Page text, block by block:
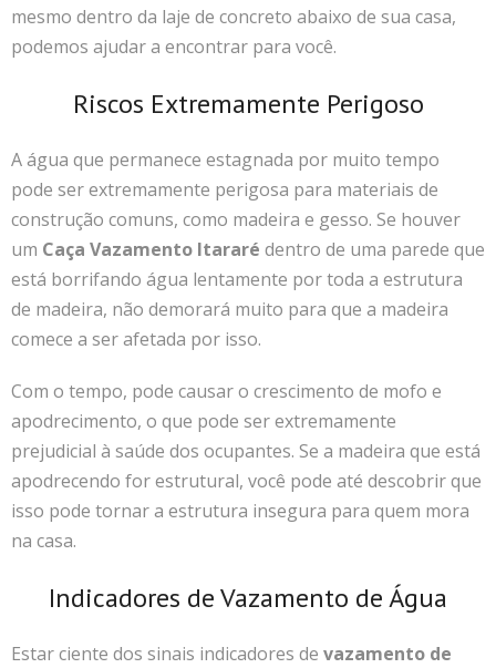
mesmo dentro da laje de concreto abaixo de sua casa,
podemos ajudar a encontrar para você.
Riscos Extremamente Perigoso
A água que permanece estagnada por muito tempo
pode ser extremamente perigosa para materiais de
construção comuns, como madeira e gesso. Se houver
um Caça Vazamento Itararé dentro de uma parede que
está borrifando água lentamente por toda a estrutura
de madeira, não demorará muito para que a madeira
comece a ser afetada por isso.
Com o tempo, pode causar o crescimento de mofo e
apodrecimento, o que pode ser extremamente
prejudicial à saúde dos ocupantes. Se a madeira que está
apodrecendo for estrutural, você pode até descobrir que
isso pode tornar a estrutura insegura para quem mora
na casa.
Indicadores de Vazamento de Água
Estar ciente dos sinais indicadores de vazamento de